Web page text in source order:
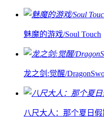
魅魔的游戏/Soul Touch
龙之剑:觉醒/
八尺大人：那个夏日假